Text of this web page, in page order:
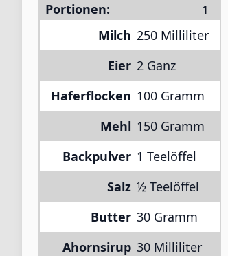
Portionen:
Milch 250 Milliliter
Eier 2 Ganz
Haferflocken 100 Gramm
Mehl 150 Gramm
Backpulver 1 Teelöffel
Salz ½ Teelöffel
Butter 30 Gramm
Ahornsirup 30 Milliliter